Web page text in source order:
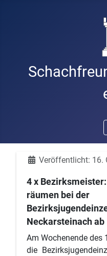
DetailsVeröffentlicht: 16.
4 x
räumen bei der
Neckarsteinach ab
Am Wochenende des
die